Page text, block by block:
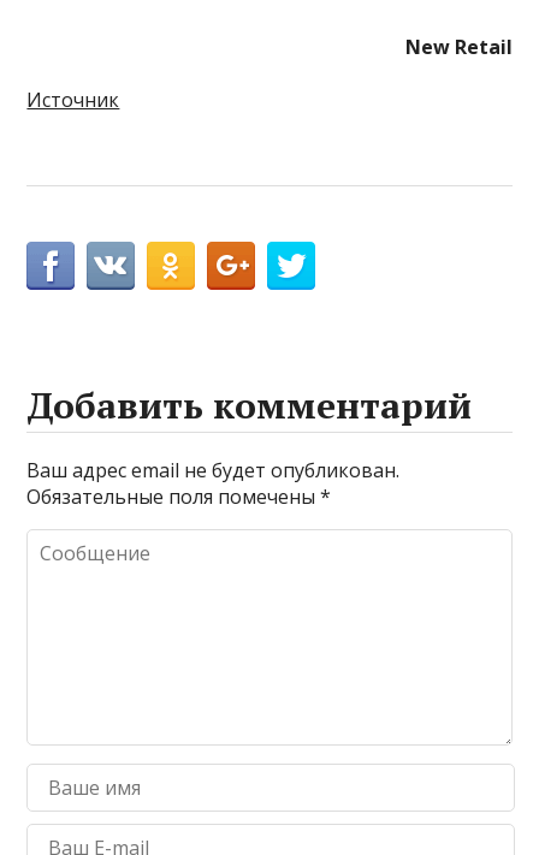
New Retail
Источник
Добавить комментарий
Ваш адрес email не будет опубликован.
Обязательные поля помечены*